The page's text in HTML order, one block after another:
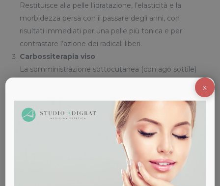
Restituisce alla pelle l’idratazione, l’elasticità e la
morbidezza persa con il passare degli anni, con
risultati immediati per una pelle più tonica e per
contrastare l’azione dei radicali liberi.
Carbossiterapia viso
La somministrazione sottocutanea (con ago sottile)
scorie e tossine, migliora la microcircolazione e agisce
sulla rigenerazione cellulare ottenendo un effetto
anti-aging. La pelle del viso appare così più luminosa,
trovi ottimi prodotti e creme per la
preparare al meglio la pelle del viso per
X